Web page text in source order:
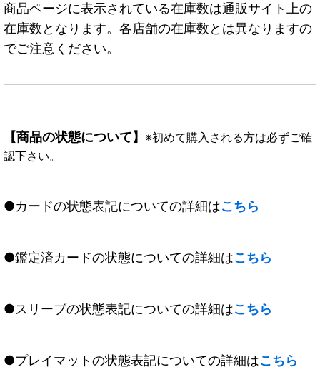
商品ページに表示されている在庫数は通販サイト上の
在庫数となります。各店舗の在庫数とは異なりますの
でご注意ください。
【商品の状態について】 ※初めて購入される方は必ずご確
認下さい。
●カードの状態表記についての詳細はこちら
●鑑定済カードの状態についての詳細はこちら
●スリーブの状態表記についての詳細はこちら
●プレイマットの状態表記についての詳細はこちら